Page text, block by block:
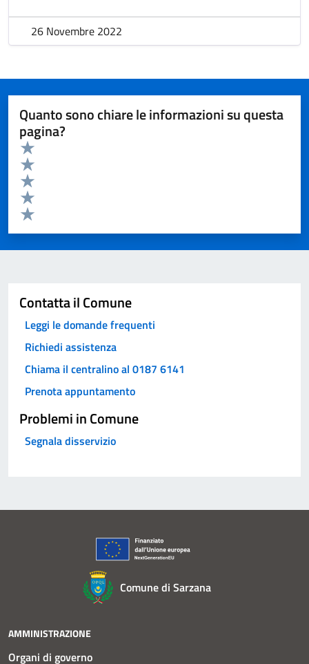
26 Novembre 2022
Quanto sono chiare le informazioni su questa
pagina?
Valuta da 1 a 5 stelle la pagina
Valuta 5 stelle su 5
Valuta 4 stelle su 5
Valuta 3 stelle su 5
Valuta 2 stelle su 5
Valuta 1 stelle su 5
Contatta il Comune
Leggi le domande frequenti
Richiedi assistenza
Chiama il centralino al 0187 6141
Prenota appuntamento
Problemi in Comune
Segnala disservizio
Comune di Sarzana
AMMINISTRAZIONE
Organi di governo